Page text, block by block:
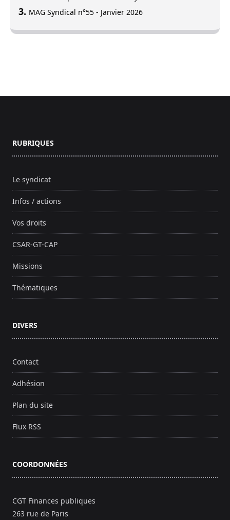
MAG Syndical n°55 - Janvier 2026
RUBRIQUES
Le syndicat
Infos / actions
Vos droits
CSAR-GT-CAP
Missions
Thématiques
DIVERS
Contact
Adhésion
Plan du site
Flux RSS
COORDONNÉES
CGT Finances publiques
263 rue de Paris